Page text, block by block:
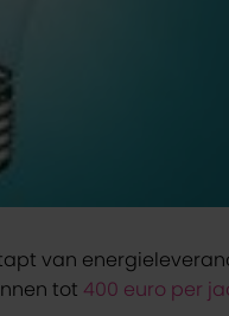
van
tot 400 euro per